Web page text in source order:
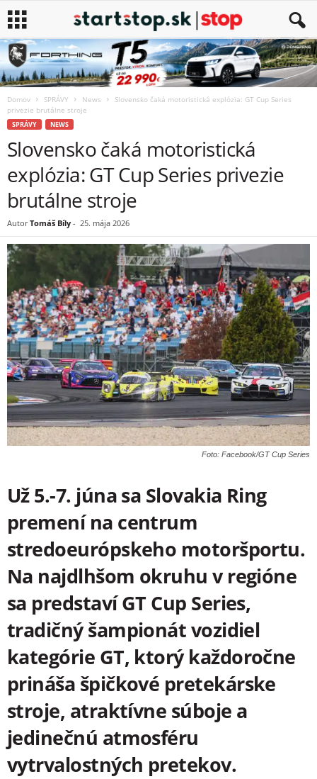
Domov SPRÁVY News
Slovensko čaká motoristická explózia: GT Cup Series
privezie brutálne stroje
SPRÁVY NEWS
Slovensko čaká motoristická
explózia: GT Cup Series privezie
brutálne stroje
Autor Tomáš Bíly - 25. mája 2026
Foto: Facebook/GT Cup Series
Už 5.-7. júna sa Slovakia Ring
premení na centrum
stredoeurópskeho motoršportu.
Na najdlhšom okruhu v regióne
sa predstaví GT Cup Series,
tradičný šampionát vozidiel
kategórie GT, ktorý každoročne
prináša špičkové pretekárske
stroje, atraktívne súboje a
jedinečnú atmosféru
vytrvalostných pretekov.